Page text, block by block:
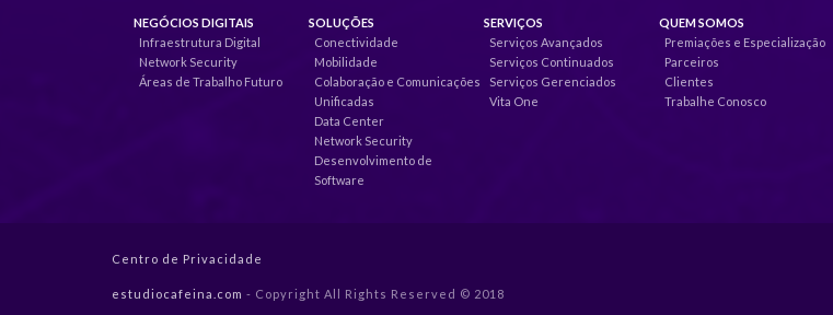
NEGÓCIOS DIGITAIS
Infraestrutura Digital
Network Security
Áreas de Trabalho Futuro
SOLUÇÕES
Conectividade
Mobilidade
Colaboração e Comunicações
Unificadas
Data Center
Network Security
Desenvolvimento de
Software
SERVIÇOS
Serviços Avançados
Serviços Continuados
Serviços Gerenciados
Vita One
QUEM SOMOS
Premiações e Especialização
Parceiros
Clientes
Trabalhe Conosco
Centro de Privacidade
estudiocafeina.com - Copyright All Rights Reserved © 2018